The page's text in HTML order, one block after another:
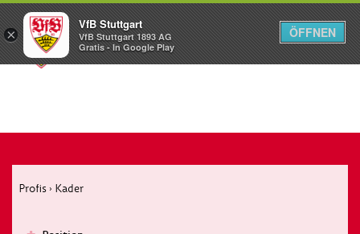
Menü
Profis › Kader
×
VfB Stuttgart
VfB Stuttgart 1893 AG
Gratis - In Google Play
ÖFFNEN